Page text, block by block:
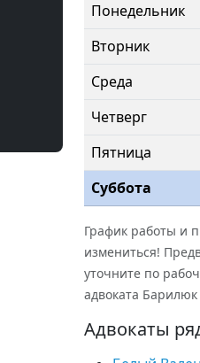
Понедельник
Вторник
Среда
Четверг
Пятница
Суббота
График работы и
измениться!
уточните по
адвоката
Адвокаты